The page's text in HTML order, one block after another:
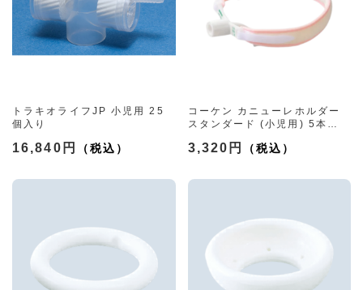
トラキオライフJP 小児用 25
個入り
16,840円
コーケン カニューレホルダー
スタンダード (小児用) 5本
3,320円